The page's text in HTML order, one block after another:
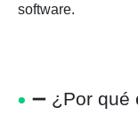
software.
➖ ¿Por qué